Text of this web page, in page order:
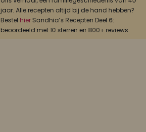
jaar. Alle recepten altijd bij de hand hebben?
Bestel hier Sandhia’s Recepten Deel 6:
beoordeeld met 10 sterren en 800+ reviews.